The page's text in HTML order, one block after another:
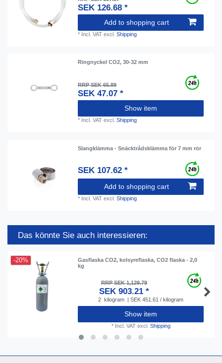
SEK 126.68 *
Add to shopping cart
* Incl. VAT excl.Shipping
Ringnyckel CO2, 30-32 mm
RRP SEK 65.89
SEK 47.07 *
Show item
* Incl. VAT excl.Shipping
Slangklämma - Snäcktrådsklämma för 7 mm rör
SEK 107.62 *
Add to shopping cart
* Incl. VAT excl.Shipping
Das könnte Sie auch interessieren:
-20%
Gasflaska CO2, kolsyreflaska, CO2 flaska - 2,0
kg
RRP SEK 1,129.79
SEK 903.21 *
2 kilogram | SEK 451.61 / kilogram
Show item
* Incl. VATexcl. Shipping